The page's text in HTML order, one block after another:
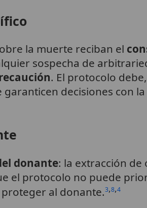
la muerte reciban el
sospecha de
. El protocolo
decisiones con
donante: la extracción de
el protocolo no puede
al donante.3,8,4